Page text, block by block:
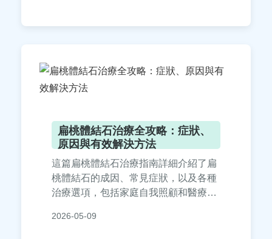
扁桃體結石治療全攻略：症狀、
原因與有效解決方法
這篇扁桃體結石治療指南詳細介紹了扁
桃體結石的成因、常見症狀，以及各種
治療選項，包括家庭自我照顧和醫療專
除、扁桃體切除術等方法的優缺點比
2026-05-09